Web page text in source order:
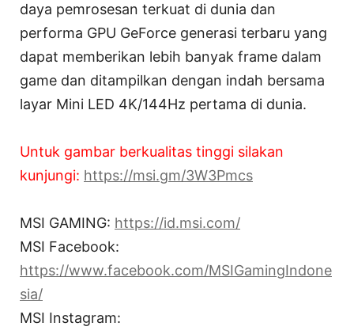
daya pemrosesan terkuat di dunia dan
performa GPU GeForce generasi terbaru yang
dapat memberikan lebih banyak frame dalam
game dan ditampilkan dengan indah bersama
layar Mini LED 4K/144Hz pertama di dunia.
Untuk gambar berkualitas tinggi silakan
kunjungi: https://msi.gm/3W3Pmcs
MSI GAMING: https://id.msi.com/
MSI Facebook:
https://www.facebook.com/MSIGamingIndone
sia/
MSI Instagram: